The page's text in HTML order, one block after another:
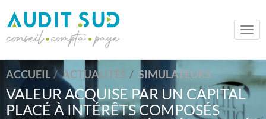
ACCUEIL ACTUALITÉS SIMULATEURS
VALEUR ACQUISE PAR UN CAPITAL
PLACÉ À INTÉRÊTS COMPOSÉS